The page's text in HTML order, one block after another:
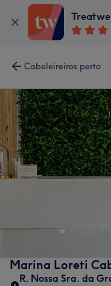
Cabeleireiros perto
Marina Loreti
R. Nossa Sra. da